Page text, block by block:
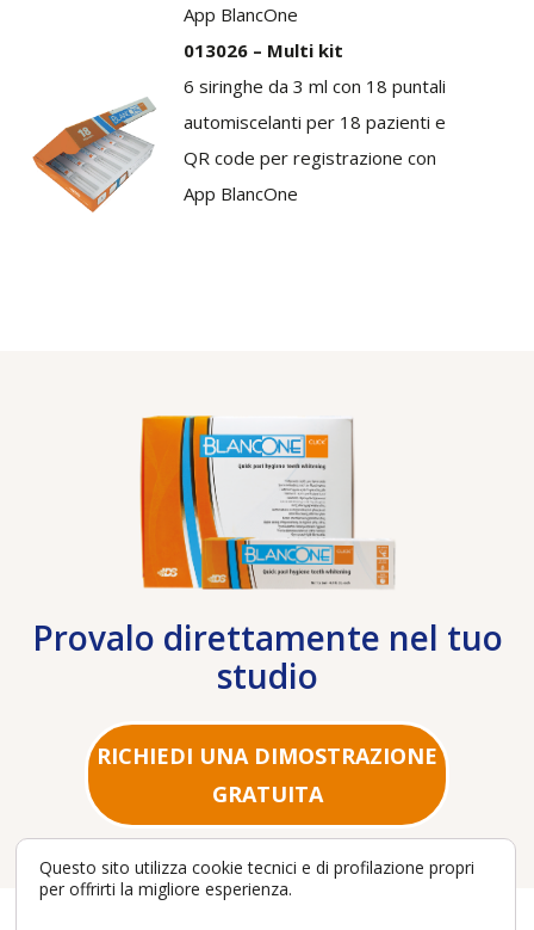
App BlancOne
013026 – Multi kit
6 siringhe da 3 ml con 18 puntali
automiscelanti per 18 pazienti e
QR code per registrazione con
App BlancOne
Provalo direttamente nel tuo
studio
RICHIEDI UNA DIMOSTRAZIONE
GRATUITA
Questo sito utilizza cookie tecnici e di profilazione propri
per offrirti la migliore esperienza.